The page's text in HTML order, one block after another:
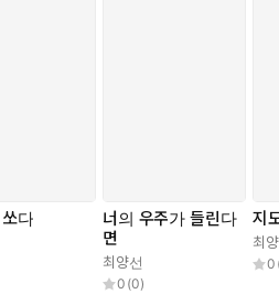
다
너의 우주가 들린다
면
최양선
0 (0)
지
최
0